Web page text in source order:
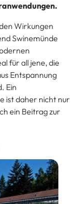
Wirkungen
Swinemünde
für all jene, die
Entspannung
Ein
ist daher nicht nur
ein Beitrag zur